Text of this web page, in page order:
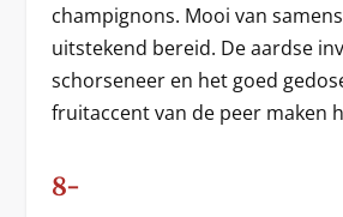
champignons. Mooi van
uitstekend bereid. De aardse
schorseneer en het goed
fruitaccent van de peer maken
8-